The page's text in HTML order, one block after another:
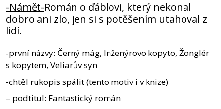
-Námět-Román o ďáblovi, který nekonal
dobro ani zlo, jen si s potěšením utahoval z
lidí.
-první názvy: Černý mág, Inženýrovo kopyto, Žonglér
s kopytem, Veliarův syn
-chtěl rukopis spálit (tento motiv i v knize)
– podtitul: Fantastický román